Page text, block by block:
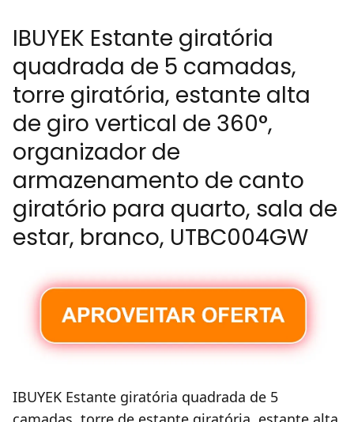
IBUYEK Estante giratória
quadrada de 5 camadas,
torre giratória, estante alta
de giro vertical de 360°,
organizador de
armazenamento de canto
giratório para quarto, sala de
estar, branco, UTBC004GW
IBUYEK Estante giratória quadrada de 5